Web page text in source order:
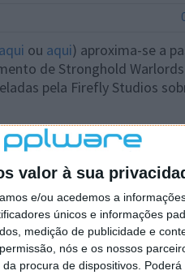
valor à sua
e/ou acedemos a
únicos e informações
medição de publicidade e
nós e os nossos
procura de dispositivos.
aqui ou aqui) aproxima-se a
de Stronghold
pela Firefly Studios